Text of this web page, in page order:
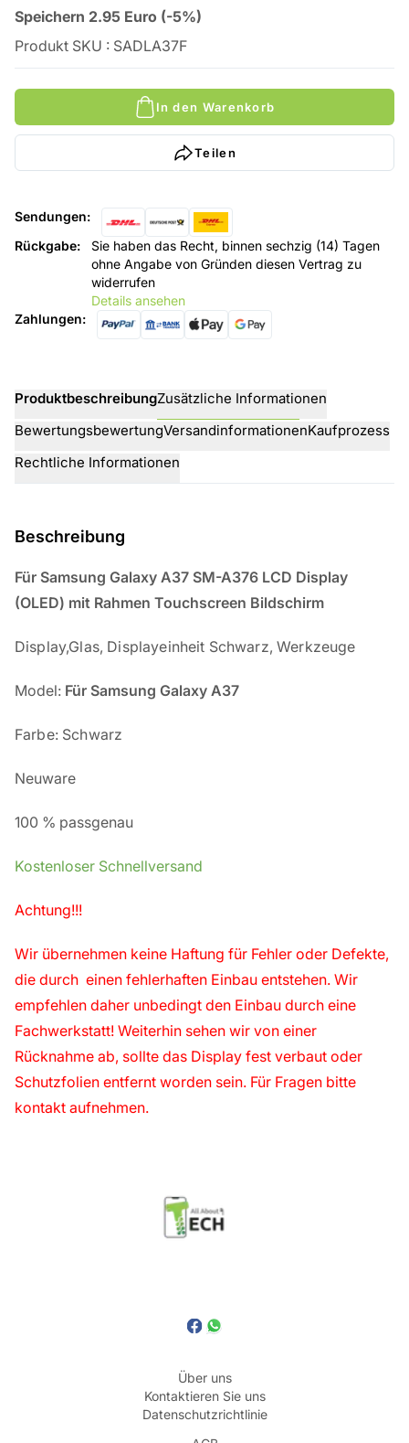
Speichern 2.95 Euro (-5%)
Produkt SKU : SADLA37F
In den Warenkorb
Teilen
Sendungen:
Rückgabe:
Sie haben das Recht, binnen sechzig (14) Tagen
ohne Angabe von Gründen diesen Vertrag zu
widerrufen
Details ansehen
Zahlungen:
ProduktbeschreibungZusätzliche Informationen
BewertungsbewertungVersandinformationenKaufprozess
Rechtliche Informationen
Beschreibung
Für Samsung Galaxy A37 SM-A376 LCD Display
(OLED) mit Rahmen Touchscreen Bildschirm
Display,Glas, Displayeinheit Schwarz, Werkzeuge
Model: Für Samsung Galaxy A37
Farbe: Schwarz
Neuware
100 % passgenau
Kostenloser Schnellversand
Achtung!!!
Wir übernehmen keine Haftung für Fehler oder Defekte,
die durch einen fehlerhaften Einbau entstehen. Wir
empfehlen daher unbedingt den Einbau durch eine
Fachwerkstatt! Weiterhin sehen wir von einer
Rücknahme ab, sollte das Display fest verbaut oder
Schutzfolien entfernt worden sein. Für Fragen bitte
kontakt aufnehmen.
Über uns
Kontaktieren Sie uns
Datenschutzrichtlinie